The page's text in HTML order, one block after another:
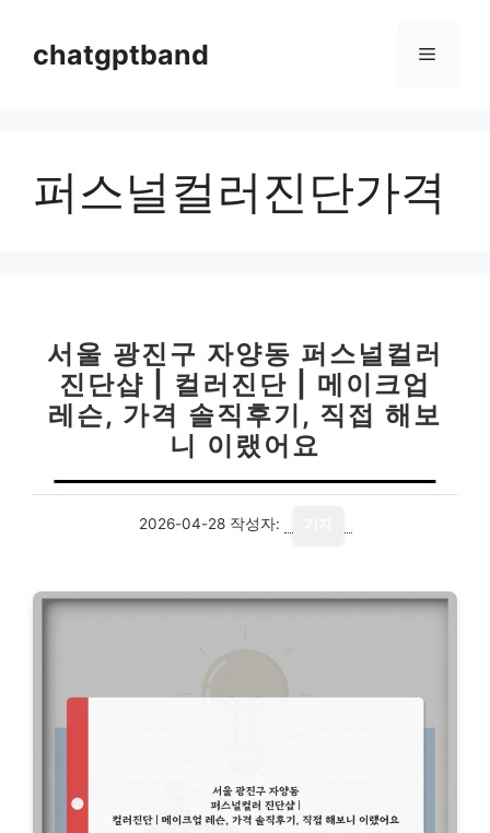
chatgptband 메
퍼스널컬러진단가격
서울 광진구 자양동 퍼스널컬러
진단샵 | 컬러진단 | 메이크업
레슨, 가격 솔직후기, 직접 해보
니 이랬어요
2026-04-28 작성자: